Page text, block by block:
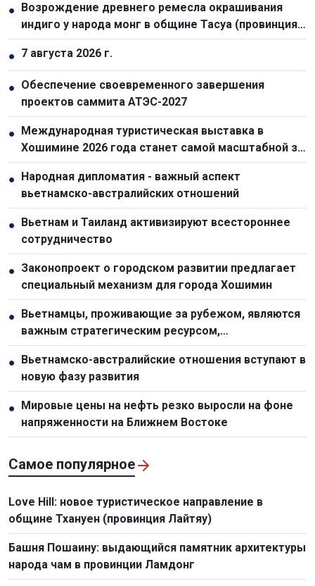
● Возрождение древнего ремесла окрашивания
индиго у народа монг в общине Тасуа (провинция
Шонла)
● 7 августа 2026 г.
● Обеспечение своевременного завершения
проектов саммита АТЭС-2027
● Международная туристическая выставка в
Хошимине 2026 года станет самой масштабной за
всю историю
● Народная дипломатия - важный аспект
вьетнамско-австралийских отношений
● Вьетнам и Таиланд активизируют всестороннее
сотрудничество
● Законопроект о городском развитии предлагает
специальный механизм для города Хошимин
● Вьетнамцы, проживающие за рубежом, являются
важным стратегическим ресурсом,
способствующим укреплению национальной мощи
● Вьетнамско-австралийские отношения вступают в
новую фазу развития
● Мировые цены на нефть резко выросли на фоне
напряженности на Ближнем Востоке
Самое популярное
Love Hill: новое туристическое направление в
общине Тхануен (провинция Лайтяу)
Башня Пошаину: выдающийся памятник архитектуры
народа чам в провинции Ламдонг